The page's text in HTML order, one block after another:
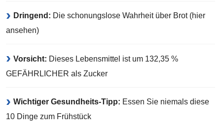
Dringend: Die schonungslose Wahrheit über Brot (hier
ansehen)
Vorsicht: Dieses Lebensmittel ist um 132,35 %
GEFÄHRLICHER als Zucker
Wichtiger Gesundheits-Tipp: Essen Sie niemals diese
10 Dinge zum Frühstück